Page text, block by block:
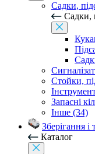
Садки,
Садки,
Стойки,
Запасні
Інше (34)
Зберігання
Каталог